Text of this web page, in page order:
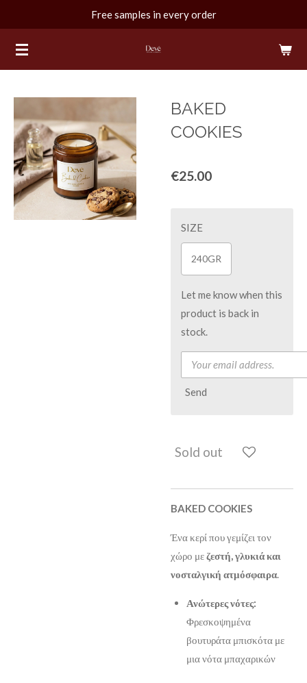
main
content
Free samples in every order
BAKED
COOKIES
€25.00
SIZE
240GR
Let me know when this
product is back in
stock.
Send
Sold out
BAKED COOKIES
Ένα κερί που γεμίζει τον
χώρο μεζεστή, γλυκιά και
νοσταλγική ατμόσφαιρα.
Ανώτερες νότες:
Φρεσκοψημένα
βουτυράτα μπισκότα με
μια νότα μπαχαρικών